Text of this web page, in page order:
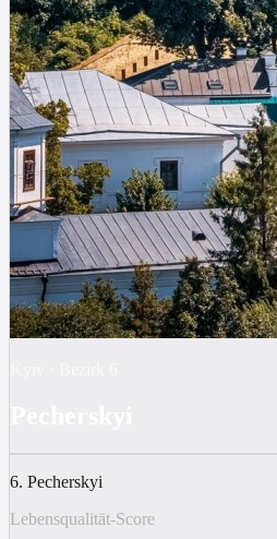
6. Pecherskyi
Lebensqualität-Score